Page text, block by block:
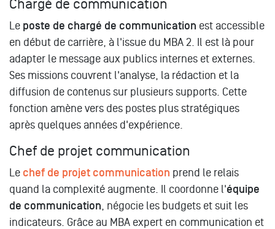
Chargé de communication
Le poste de chargé de communication est accessible
en début de carrière, à l'issue du MBA 2. Il est là pour
adapter le message aux publics internes et externes.
Ses missions couvrent l'analyse, la rédaction et la
diffusion de contenus sur plusieurs supports. Cette
fonction amène vers des postes plus stratégiques
après quelques années d'expérience.
Chef de projet communication
Le chef de projet communication prend le relais
quand la complexité augmente. Il coordonne l'équipe
de communication , négocie les budgets et suit les
indicateurs. Grâce au MBA expert en communication et